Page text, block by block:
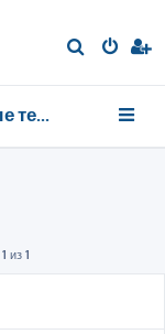
Активные темы
1 из 1